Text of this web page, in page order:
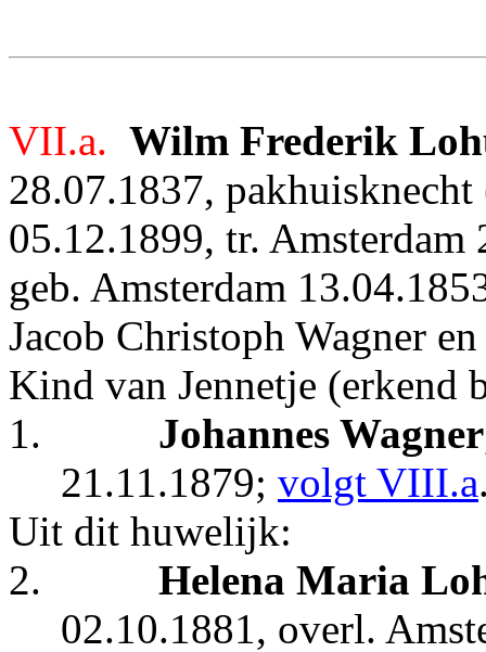
VII.a. Wilm Frederik
28.07.1837,
05.12.1899, tr.
geb. Amsterdam
Jacob Christoph Wagner
Kind van Jennetje
1.
Johannes Wagner
21.11.1879; volgt VIII.a
Uit dit huwelijk:
2.
Helena Maria
02.10.1881, overl.